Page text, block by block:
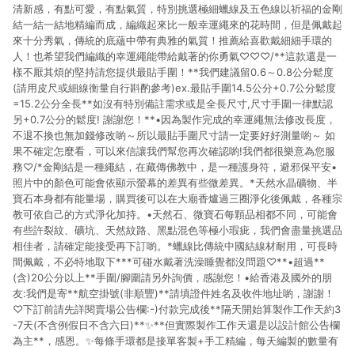
清新感，有點可愛，有點氣質，特別挑選極細蠟線及五色線以祈福的金剛
結一結一結地精編而成，編織起來比一般幸運繩來的花時間，但是佩戴起
來十分秀氣，傳統的底蘊中帶有典雅的氣質！推薦給喜歡戴細細手環的
人！也希望我們編織的幸運繩能帶給戴著的你勇氣♡♡♡/**這款還是一
樣不厭其煩的堅持請您提供最貼手圍！**我們建議留0.6～0.8公分鬆度
(請用皮尺或細線衡量自行斟酌參考)ex.最貼手圍14.5公分+0.7公分鬆度
=15.2公分全長**如沒有特別備註需求或是全長尺寸,尺寸手圍一律默認
另+0.7公分的鬆度! 謝謝您！**•因為製作完成的幸運繩無法修改長度，
不退不換也無加錢修改喲～所以最貼手圍尺寸請一定要好好測量喲～ 如
果不確定怎麼看，可以來信讓我們幫您再次確認喲!我們都很樂意為您服
務♡/*金剛結是一種繩結，在藏傳佛教中，是一種護身符，避邪保平安•
照片中的顏色可能會依顯示螢幕的差異有些微差異。*天然水晶礦物、半
寶石本身都有能量場，購買後可以在大廟香爐過三圈淨化後佩戴，各種宗
教可依自己的方式淨化加持。•天然石、微寶石每顆品相都不同，可能會
有些許裂紋、礦坑、天然紋路、黑點混色等極小瑕疵，我們會盡量挑選品
相佳者，請確定能接受再下訂喲。*蠟線比傳統中國結線材耐用，可長時
間佩戴，不必特地取下***可碰水戴著洗澡睡覺都沒問題♡**•超過**
(含)20公分以上**手圍/腳圍請另外詢價，感謝您！•給香港及國外的朋
友:我們是寄**航空掛號(非順豐)**請填證件姓名及收件地址喲，謝謝！
♡下訂前請先詳閱賣場公告欄:-)付款完成後**隔天開始算製作工作天約3
-7天(不含例假日不含六日)**✨**但實際製作工作天還是以設計館公告欄
為主**，感恩。✨每條手環都是接單客製+手工精編，每天編製的數量有